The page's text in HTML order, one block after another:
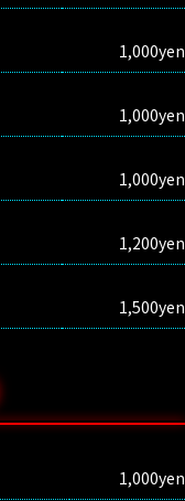
1,000yen
1,000yen
1,000yen
1,200yen
1,500yen
1,000yen